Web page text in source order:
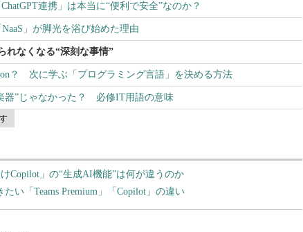
連携」は本当に“便利で安全”なのか？
」が脚光を浴び始めた理由
れなくなる“深刻な事情”
？ 次に学ぶ「プログラミング言語」を決める方法
器”じゃなかった？ 必修IT用語の意味
けCopilot」の“生成AI機能”は何が違うのか
い「Teams Premium」「Copilot」の違い